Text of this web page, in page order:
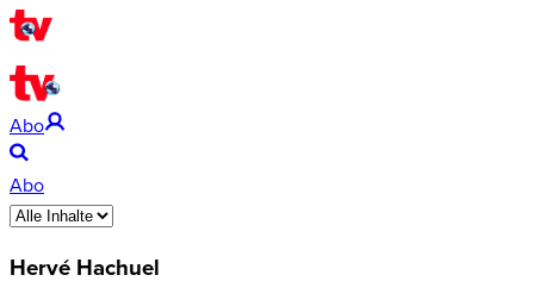
Abo
Abo
Hervé Hachuel